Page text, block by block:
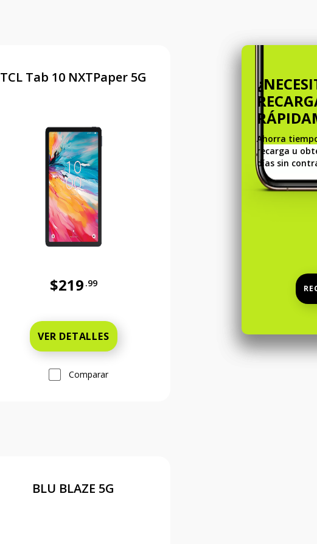
TCL Tab 10 NXTPaper 5G
$219 .99
Antes el precio era 219 dollars and 99 cents Ahora el
VER DETALLES
Comparar
Ahorra
recarga u
días sin
BLU BLAZE 5G